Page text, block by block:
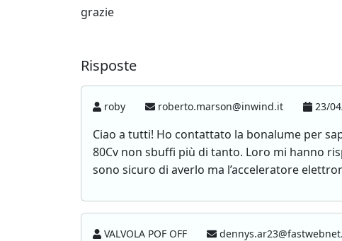
grazie
Risposte
roby roberto.marson@inwind.it 23/
Ciao a tutti! Ho contattato la bonalume per
80Cv non sbuffi più di tanto. Loro mi hanno
sono sicuro di averlo ma l’acceleratore
VALVOLA POF OFF